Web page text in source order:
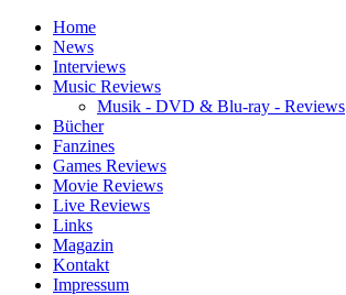
Home
News
Interviews
Music Reviews
Musik - DVD & Blu-ray - Reviews
Bücher
Fanzines
Games Reviews
Movie Reviews
Live Reviews
Links
Magazin
Kontakt
Impressum